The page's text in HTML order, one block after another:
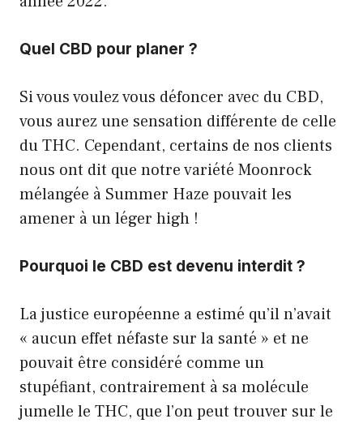
Quel CBD pour planer ?
Si vous voulez vous défoncer avec du CBD,
vous aurez une sensation différente de celle
du THC. Cependant, certains de nos clients
nous ont dit que notre variété Moonrock
mélangée à Summer Haze pouvait les
amener à un léger high !
Pourquoi le CBD est devenu interdit ?
La justice européenne a estimé qu’il n’avait
« aucun effet néfaste sur la santé » et ne
pouvait être considéré comme un
stupéfiant, contrairement à sa molécule
jumelle le THC, que l’on peut trouver sur le